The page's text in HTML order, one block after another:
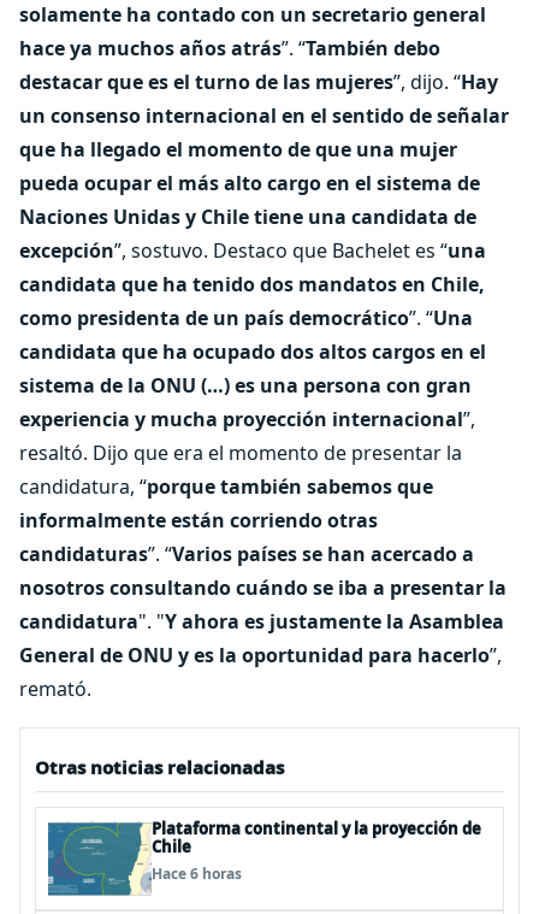
solamente ha contado con un secretario general
hace ya muchos años atrás”. “También debo
destacar que es el turno de las mujeres”, dijo. “Hay
un consenso internacional en el sentido de señalar
que ha llegado el momento de que una mujer
pueda ocupar el más alto cargo en el sistema de
Naciones Unidas y Chile tiene una candidata de
excepción”, sostuvo. Destaco que Bachelet es “una
candidata que ha tenido dos mandatos en Chile,
como presidenta de un país democrático”. “Una
candidata que ha ocupado dos altos cargos en el
sistema de la ONU (…) es una persona con gran
experiencia y mucha proyección internacional”,
resaltó. Dijo que era el momento de presentar la
candidatura, “porque también sabemos que
informalmente están corriendo otras
candidaturas”. “Varios países se han acercado a
nosotros consultando cuándo se iba a presentar la
candidatura". "Y ahora es justamente la Asamblea
General de ONU y es la oportunidad para hacerlo”,
remató.
Otras noticias relacionadas
Plataforma continental y la proyección de
Chile
Hace 6 horas